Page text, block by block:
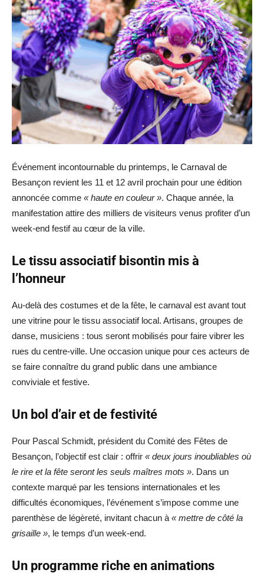
Événement incontournable du printemps, le Carnaval de
Besançon revient les 11 et 12 avril prochain pour une édition
annoncée comme « haute en couleur ». Chaque année, la
manifestation attire des milliers de visiteurs venus profiter d’un
week-end festif au cœur de la ville.
Le tissu associatif bisontin mis à
l’honneur
Au-delà des costumes et de la fête, le carnaval est avant tout
une vitrine pour le tissu associatif local. Artisans, groupes de
danse, musiciens : tous seront mobilisés pour faire vibrer les
rues du centre-ville. Une occasion unique pour ces acteurs de
se faire connaître du grand public dans une ambiance
conviviale et festive.
Un bol d’air et de festivité
Pour Pascal Schmidt, président du Comité des Fêtes de
Besançon, l’objectif est clair : offrir « deux jours inoubliables où
le rire et la fête seront les seuls maîtres mots ». Dans un
contexte marqué par les tensions internationales et les
difficultés économiques, l’événement s’impose comme une
parenthèse de légèreté, invitant chacun à « mettre de côté la
grisaille », le temps d’un week-end.
Un programme riche en animations